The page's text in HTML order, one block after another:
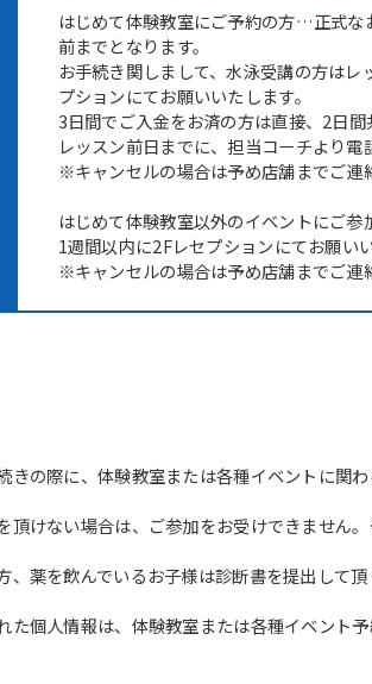
はじめて体験教室にご予約の方…正式な
前までとなります。
お手続き関しまして、水泳受講の方は
プションにてお願いいたします。
3日間でご入金をお済の方は直接、2日
レッスン前日までに、担当コーチより電
※キャンセルの場合は予め店舗までご連
はじめて体験教室以外のイベントにご
1週間以内に2Fレセプションにてお願い
※キャンセルの場合は予め店舗までご連
きの際に、体験教室または各種イベントに関わ
頂けない場合は、ご参加をお受けできません。
、薬を飲んでいるお子様は診断書を提出して頂
た個人情報は、体験教室または各種イベント
the